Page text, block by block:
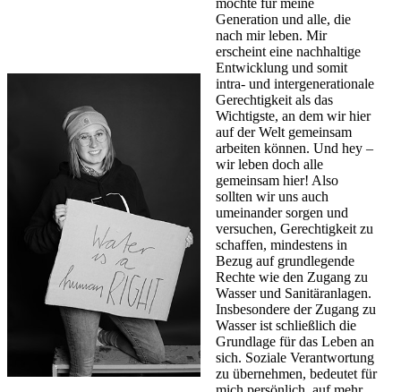
Generation und alle, die
nach mir leben. Mir
erscheint eine nachhaltige
Entwicklung und somit
intra- und intergenerationale
Gerechtigkeit als das
Wichtigste, an dem wir hier
auf der Welt gemeinsam
arbeiten können. Und hey –
wir leben doch alle
gemeinsam hier! Also
sollten wir uns auch
umeinander sorgen und
versuchen, Gerechtigkeit zu
schaffen, mindestens in
Bezug auf grundlegende
Rechte wie den Zugang zu
Wasser und Sanitäranlagen.
Insbesondere der Zugang zu
Wasser ist schließlich die
Grundlage für das Leben an
sich. Soziale Verantwortung
zu übernehmen, bedeutet für